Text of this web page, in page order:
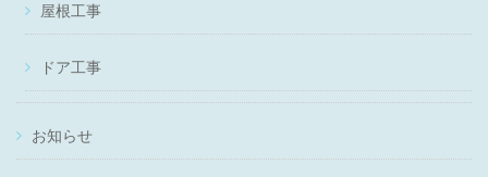
屋根工事
ドア工事
お知らせ